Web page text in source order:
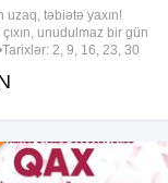
uzaq, təbiətə yaxın!
unudulmaz bir gün
2, 9, 16, 23, 30
• Kand Inn - kənd
və kənd